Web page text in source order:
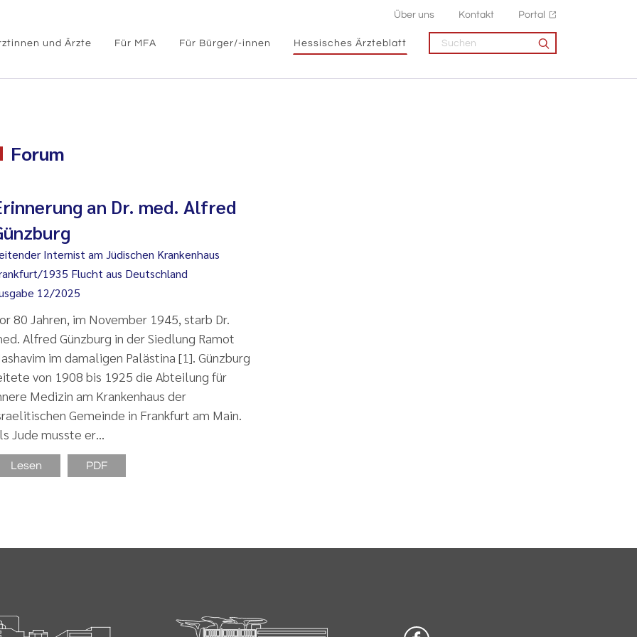
Über uns Kontakt Portal
und Ärzte Für MFA Für Bürger/-innen Hessisches Ärzteblatt
Forum
an Dr. med. Alfred
Internist am Jüdischen Krankenhaus
1935 Flucht aus Deutschland
12/2025
80 Jahren, im November 1945, starb Dr.
Alfred Günzburg in der Siedlung Ramot
im damaligen Palästina [1]. Günzburg
von 1908 bis 1925 die Abteilung für
Medizin am Krankenhaus der
Gemeinde in Frankfurt am Main.
Jude musste er…
Lesen PDF